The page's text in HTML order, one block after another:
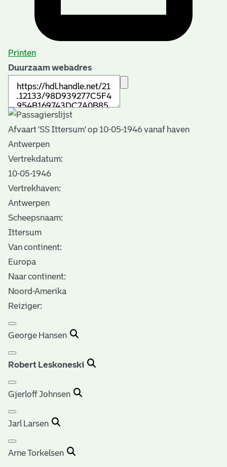
Printen
Duurzaam webadres
Afvaart 'SS Ittersum' op 10-05-1946 vanaf haven
Antwerpen
Vertrekdatum:
10-05-1946
Vertrekhaven:
Antwerpen
Scheepsnaam:
Ittersum
Van continent:
Europa
Naar continent:
Noord-Amerika
Reiziger:
George Hansen
Robert Leskoneski
Gjerloff Johnsen
Jarl Larsen
Arne Torkelsen